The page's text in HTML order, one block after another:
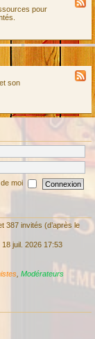
pour
son
moi
387 invités (d’après le
18 juil. 2026 17:53
Modérateurs